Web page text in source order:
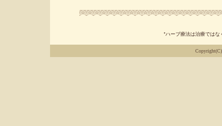
*ハーブ療法は治療では